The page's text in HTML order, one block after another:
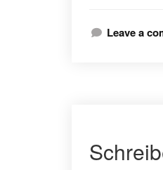
Leave a